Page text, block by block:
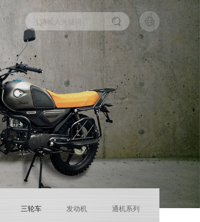
三轮车 发动机 通机系列